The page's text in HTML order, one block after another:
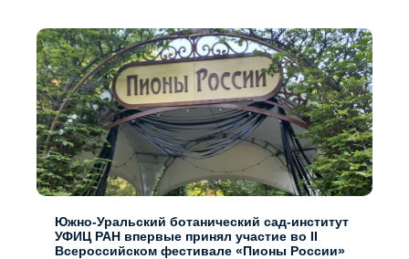
Южно-Уральский ботанический сад-институт
УФИЦ РАН впервые принял участие во II
Всероссийском фестивале «Пионы России»